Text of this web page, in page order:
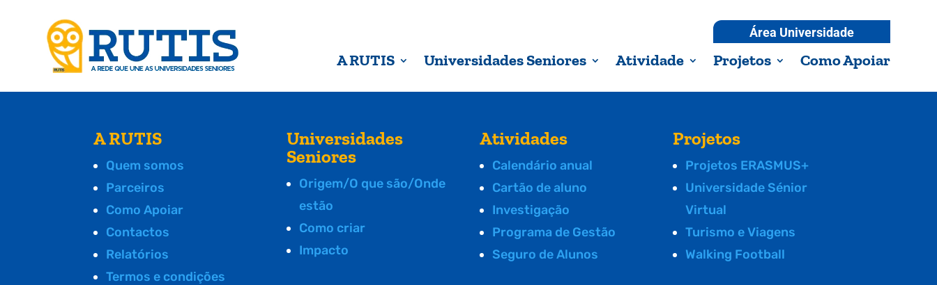
Área Universidade
A RUTIS Universidades Seniores Atividade Projetos Como Apoiar
A RUTIS
Quem somos
Parceiros
Como Apoiar
Contactos
Relatórios
Termos e condições
Universidades
Seniores
Origem/O que são/Onde
estão
Como criar
Impacto
Atividades
Calendário anual
Cartão de aluno
Investigação
Programa de Gestão
Seguro de Alunos
Projetos
Projetos ERASMUS+
Universidade Sénior
Virtual
Turismo e Viagens
Walking Football